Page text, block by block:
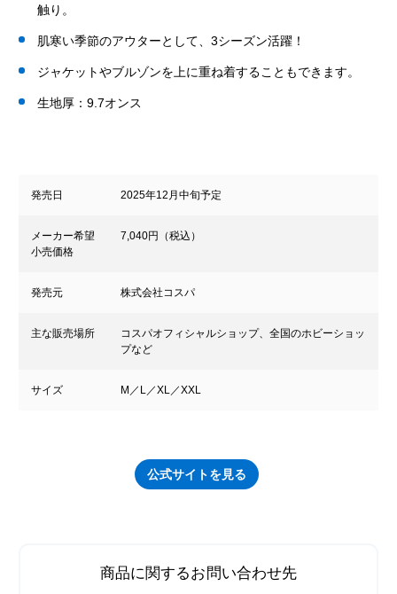
触り。
肌寒い季節のアウターとして、3シーズン活躍！
ジャケットやブルゾンを上に重ね着することもできます。
生地厚：9.7オンス
発売日 2025年12月中旬予定
メーカー希望
小売価格
7,040円（税込）
発売元 株式会社コスパ
主な販売場所
コスパオフィシャルショップ、全国のホビーショッ
プなど
サイズ M／L／XL／XXL
公式サイトを見る
商品に関するお問い合わせ先